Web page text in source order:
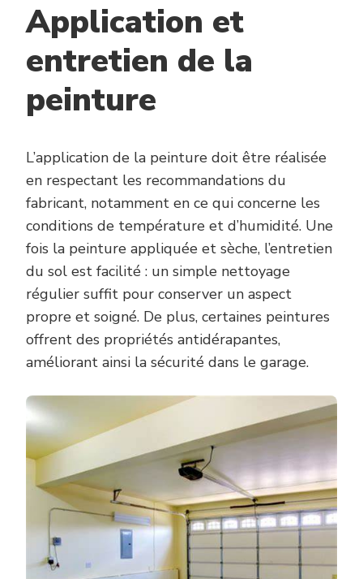
Application et
entretien de la
peinture
L’application de la peinture doit être réalisée
en respectant les recommandations du
fabricant, notamment en ce qui concerne les
conditions de température et d’humidité. Une
fois la peinture appliquée et sèche, l’entretien
du sol est facilité : un simple nettoyage
régulier suffit pour conserver un aspect
propre et soigné. De plus, certaines peintures
offrent des propriétés antidérapantes,
améliorant ainsi la sécurité dans le garage.